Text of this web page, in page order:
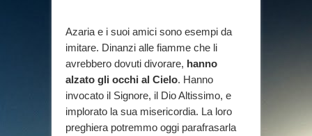
Azaria e i suoi amici sono esempi da
imitare. Dinanzi alle fiamme che li
avrebbero dovuti divorare, hanno
alzato gli occhi al Cielo. Hanno
invocato il Signore, il Dio Altissimo, e
implorato la sua misericordia. La loro
preghiera potremmo oggi parafrasarla